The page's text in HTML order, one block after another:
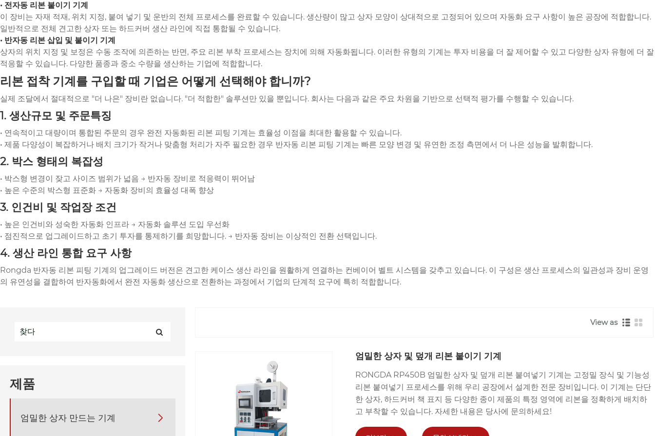
• 전자동 리본 붙이기 기계
이 장비는 자재 적재, 위치 지정, 붙여 넣기 및 운반의 전체 프로세스를 완료할 수 있습니다. 생산량이 많고 상자 모양이 상대적으로 고정되어 있으며 자동화 요구 사항이 높은 공장에 적합합니다.
일반적으로 전체 견고한 상자 또는 하드커버 생산 라인에 직접 통합될 수 있습니다.
• 반자동 리본 삽입 및 붙이기 기계
상자의 위치 지정 및 보정은 수동 조작에 의존하는 반면, 주요 리본 부착 프로세스는 장치에 의해 자동화됩니다. 이러한 유형의 기계는 투자 비용을 더 잘 제어할 수 있고 다양한 상자 유형에 더 잘
적응할 수 있습니다. 다양한 품종과 중소 수량을 생산하는 기업에 적합합니다.
리본 접착 기계를 구입할 때 기업은 어떻게 선택해야 합니까?
실제 조달에서 절대적으로 "더 나은" 장비란 없습니다. "더 적합한" 솔루션만 있을 뿐입니다. 회사는 다음과 같은 주요 차원을 기반으로 선택적 평가를 수행할 수 있습니다.
1. 생산규모 및 주문특징
• 연속적이고 대량이며 통합된 주문의 경우 완전 자동화된 리본 피팅 기계는 효율성 이점을 최대한 활용할 수 있습니다.
• 제품 다양성이 복잡하거나 배치 크기가 작거나 맞춤형 처리가 자주 필요한 경우 반자동 리본 피팅 기계는 빠른 모양 변경 및 유연한 조정 측면에서 더 나은 성능을 발휘합니다.
2. 박스 형태의 복잡성
• 박스형 변경이 잦고 사이즈 범위가 넓음 → 반자동 장비로 적응력이 뛰어남
• 높은 수준의 박스형 표준화 → 자동화 장비의 효율성 대폭 향상
3. 인건비 및 작업장 조건
• 높은 인건비와 성숙한 자동화 인프라 → 자동화 솔루션 도입 우선화
• 점진적으로 업그레이드하고 초기 투자를 통제하기를 희망합니다. → 반자동 장비는 이상적인 전환 선택입니다.
4. 생산 라인 통합 요구 사항
Rongda 반자동 리본 피팅 기계의 업그레이드 버전은 견고한 케이스 생산 라인을 원활하게 연결하는 컨베이어 벨트 시스템을 갖추고 있습니다. 이 구성은 생산 프로세스의 일관성과 장비 운영
의 유연성을 결합하여 반자동화에서 완전 자동화 생산으로 전환하는 과정에서 기업의 단계적 요구에 특히 적합합니다.
제품
엄밀한 상자 만드는 기계 
View as
엄밀한 상자 및 덮개 리본 붙이기 기계
RONGDA RP450B 엄밀한 상자 및 덮개 리본 붙여넣기 기계는 고정밀 장식 및 기능성
리본 붙여넣기 프로세스를 위해 우리 공장에서 설계한 전문 장비입니다. 이 기계는 단단
한 상자, 하드커버 책 표지 등 다양한 종이 제품의 특정 영역에 리본을 정확하게 배치하
고 부착할 수 있습니다. 자세한 내용은 당사에 문의하세요!